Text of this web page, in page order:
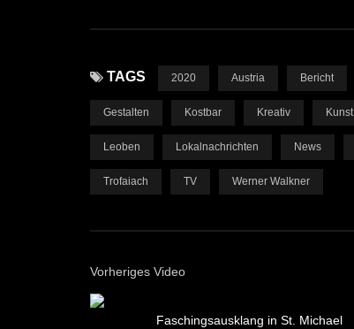
TAGS 2020 Austria Bericht
Gestalten Kostbar Kreativ Kunst
Leoben Lokalnachrichten News
Trofaiach TV Werner Walkner
Vorheriges Video
Faschingsausklang in St. Michael